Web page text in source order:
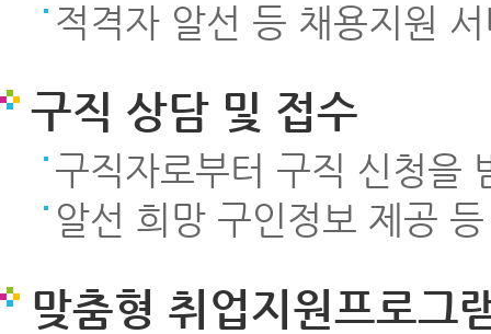
적격자 알선 등 채용지원
구직 상담 및 접수
구직자로부터 구직 신청을
알선 희망 구인정보 제공
맞춤형 취업지원프로그